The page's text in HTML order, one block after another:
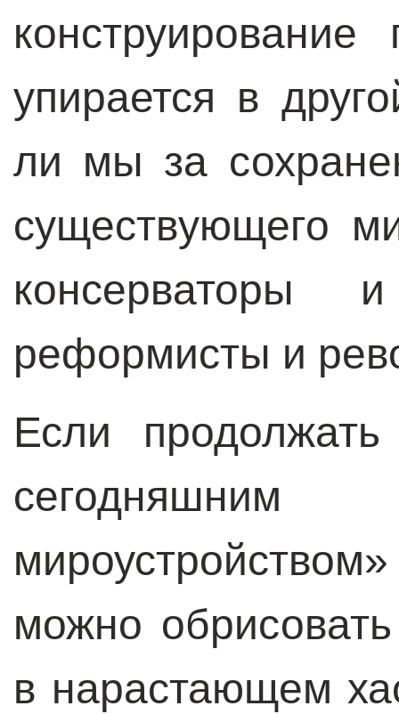
конструирование
упирается в
ли мы за
существующего
консерваторы
реформисты и
Если
сегодняшним
можно
в нарастающем